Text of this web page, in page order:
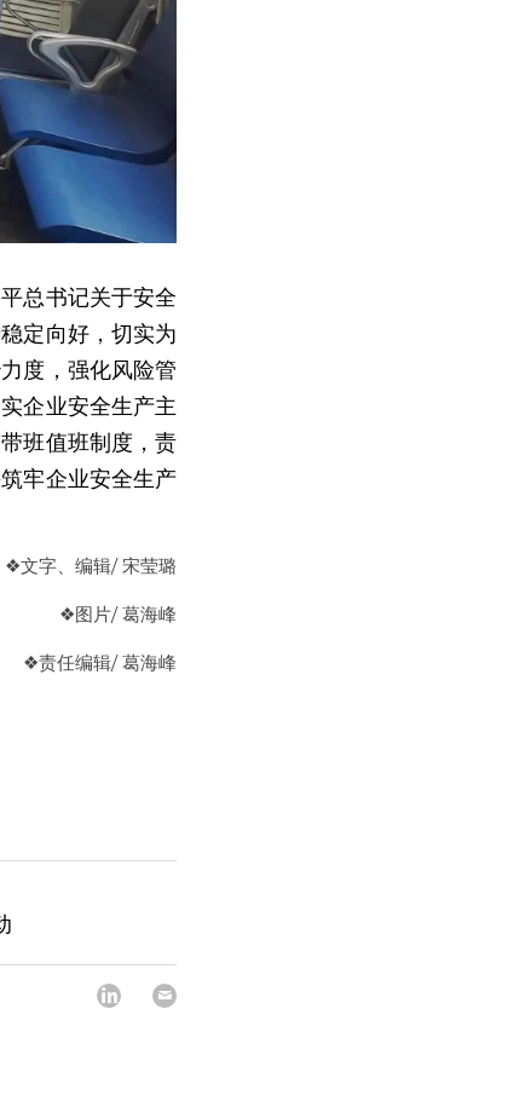
总书记关于安全
定向好，切实为
度，强化风险管
企业安全生产主
班值班制度，责
牢企业安全生产
❖文字、编辑/ 宋莹璐
❖图片/ 葛海峰
❖责任编辑/ 葛海峰